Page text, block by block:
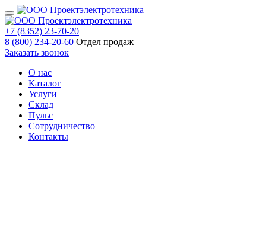
+7 (8352) 23-70-20
8 (800) 234-20-60 Отдел продаж
Заказать звонок
О нас
Каталог
Услуги
Склад
Пульс
Сотрудничество
Контакты